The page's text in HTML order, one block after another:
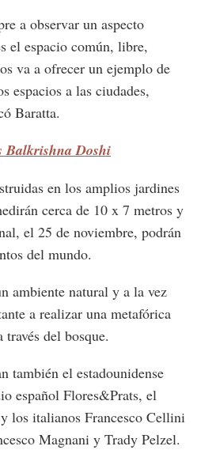
a observar un aspecto
el espacio común, libre,
va a ofrecer un ejemplo de
espacios a las ciudades,
Baratta.
Balkrishna Doshi
en los amplios jardines
cerca de 10 x 7 metros y
el 25 de noviembre, podrán
del mundo.
ambiente natural y a la vez
a realizar una metafórica
del bosque.
también el estadounidense
español Flores&Prats, el
los italianos Francesco Cellini
Magnani y Trady Pelzel.